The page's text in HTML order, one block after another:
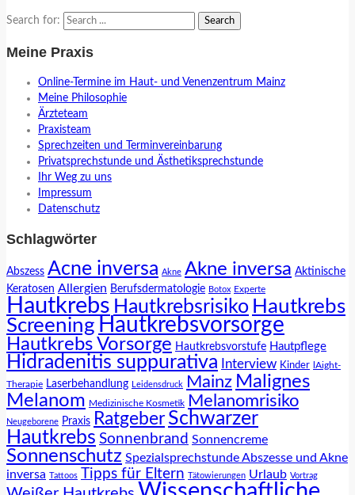
Search for:
Meine Praxis
Online-Termine im Haut- und Venenzentrum Mainz
Meine Philosophie
Ärzteteam
Praxisteam
Sprechzeiten und Terminvereinbarung
Privatsprechstunde und Ästhetiksprechstunde
Ihr Weg zu uns
Impressum
Datenschutz
Schlagwörter
Abszess Acne inversa Akne Akne inversa Aktinische
Keratosen Allergien Berufsdermatologie Botox Experte
Hautkrebs Hautkrebsrisiko Hautkrebs
Screening Hautkrebsvorsorge
Hautkrebs Vorsorge Hautkrebsvorstufe Hautpflege
Hidradenitis suppurativa Interview Kinder lAight-
Therapie Laserbehandlung Leidensdruck Mainz Malignes
Melanom Medizinische Kosmetik Melanomrisiko
Neugeborene Praxis Ratgeber Schwarzer
Hautkrebs Sonnenbrand Sonnencreme
Sonnenschutz Spezialsprechstunde Abszesse und Akne
inversa Tattoos Tipps für Eltern Tätowierungen Urlaub Vortrag